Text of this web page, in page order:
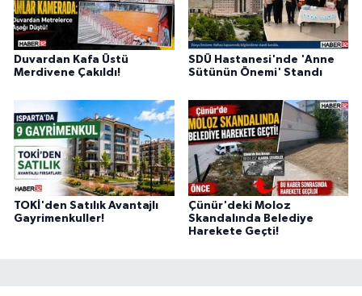
Duvardan Kafa Üstü
Merdivene Çakıldı!
SDÜ Hastanesi'nde 'Anne
Sütünün Önemi' Standı
TOKİ'den Satılık Avantajlı
Gayrimenkuller!
Çünür'deki Moloz
Skandalında Belediye
Harekete Geçti!